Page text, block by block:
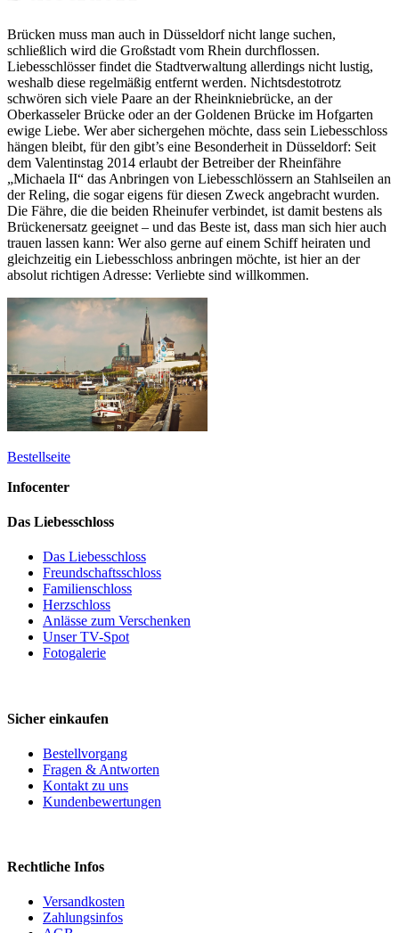
Brücken muss man auch in Düsseldorf nicht lange suchen,
schließlich wird die Großstadt vom Rhein durchflossen.
Liebesschlösser findet die Stadtverwaltung allerdings nicht lustig,
weshalb diese regelmäßig entfernt werden. Nichtsdestotrotz
schwören sich viele Paare an der Rheinkniebrücke, an der
Oberkasseler Brücke oder an der Goldenen Brücke im Hofgarten
ewige Liebe. Wer aber sichergehen möchte, dass sein Liebesschloss
hängen bleibt, für den gibt’s eine Besonderheit in Düsseldorf: Seit
dem Valentinstag 2014 erlaubt der Betreiber der Rheinfähre
„Michaela II“ das Anbringen von Liebesschlössern an Stahlseilen an
der Reling, die sogar eigens für diesen Zweck angebracht wurden.
Die Fähre, die die beiden Rheinufer verbindet, ist damit bestens als
Brückenersatz geeignet – und das Beste ist, dass man sich hier auch
trauen lassen kann: Wer also gerne auf einem Schiff heiraten und
gleichzeitig ein Liebesschloss anbringen möchte, ist hier an der
absolut richtigen Adresse: Verliebte sind willkommen.
Bestellseite
Infocenter
Das Liebesschloss
Das Liebesschloss
Freundschaftsschloss
Familienschloss
Herzschloss
Anlässe zum Verschenken
Unser TV-Spot
Fotogalerie
Sicher einkaufen
Bestellvorgang
Fragen & Antworten
Kontakt zu uns
Kundenbewertungen
Rechtliche Infos
Versandkosten
Zahlungsinfos